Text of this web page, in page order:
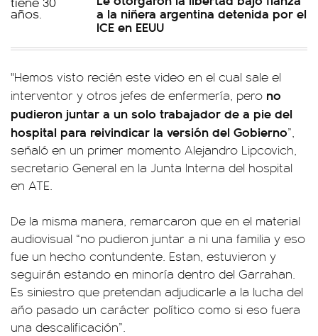
a la niñera argentina detenida por el
ICE en EEUU
"Hemos visto recién este video en el cual sale el
interventor y otros jefes de enfermería, pero no
pudieron juntar a un solo trabajador de a pie del
hospital para reivindicar la versión del Gobierno”,
señaló en un primer momento Alejandro Lipcovich,
secretario General en la Junta Interna del hospital
en ATE.
De la misma manera, remarcaron que en el material
audiovisual “no pudieron juntar a ni una familia y eso
fue un hecho contundente. Estan, estuvieron y
seguirán estando en minoría dentro del Garrahan.
Es siniestro que pretendan adjudicarle a la lucha del
año pasado un carácter político como si eso fuera
una descalificación”.